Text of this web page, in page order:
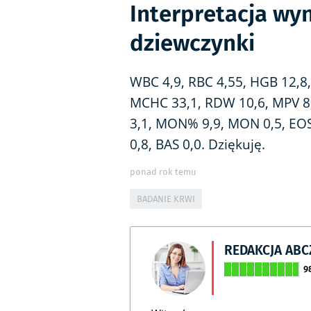
Interpretacja
dziewczynki
WBC 4,9, RBC 4,55, HGB
MCHC 33,1, RDW 10,6, MPV
3,1, MON% 9,9, MON 0,5,
0,8, BAS 0,0. Dziękuję.
ponad rok temu
BADANIE KRWI
REDAKCJA